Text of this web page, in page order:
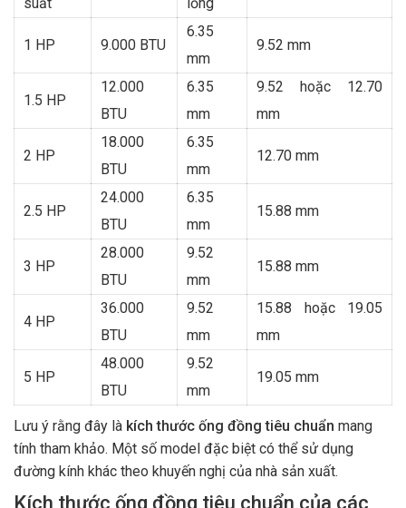
1 HP 9.000 BTU
6.35
mm
9.52 mm
1.5 HP
12.000
BTU
6.35
mm
9.52 hoặc 12.70
mm
2 HP
18.000
BTU
6.35
mm
12.70 mm
2.5 HP
24.000
BTU
6.35
mm
15.88 mm
3 HP
28.000
BTU
9.52
mm
15.88 mm
4 HP
36.000
BTU
9.52
mm
15.88 hoặc 19.05
mm
5 HP
48.000
BTU
9.52
mm
19.05 mm
Lưu ý rằng đây là kích thước ống đồng tiêu chuẩn mang
tính tham khảo. Một số model đặc biệt có thể sử dụng
đường kính khác theo khuyến nghị của nhà sản xuất.
Kích thước ống đồng tiêu chuẩn của các